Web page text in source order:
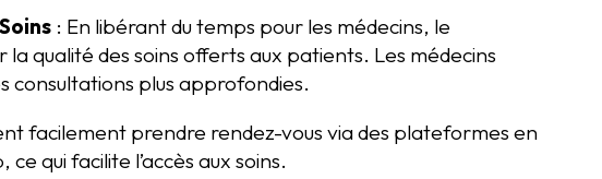
: En libérant du temps pour les médecins, le
qualité des soins offerts aux patients. Les médecins
consultations plus approfondies.
facilement prendre rendez-vous via des plateformes en
qui facilite l’accès aux soins.